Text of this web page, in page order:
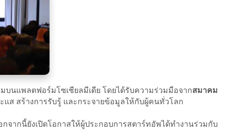
บนแพลตฟอร์มโซเชียลมีเดีย โดยได้รับความร่วมมือจากสมาคม
ส สร้างการรับรู้ และกระจายข้อมูลให้กับผู้คนทั่วโลก
จากนี้ยังเปิดโอกาสให้ผู้ประกอบการสตาร์ทอัพได้ทำงานร่วมกับ